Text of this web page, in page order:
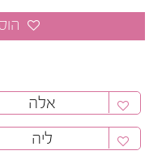
אלה
ליה